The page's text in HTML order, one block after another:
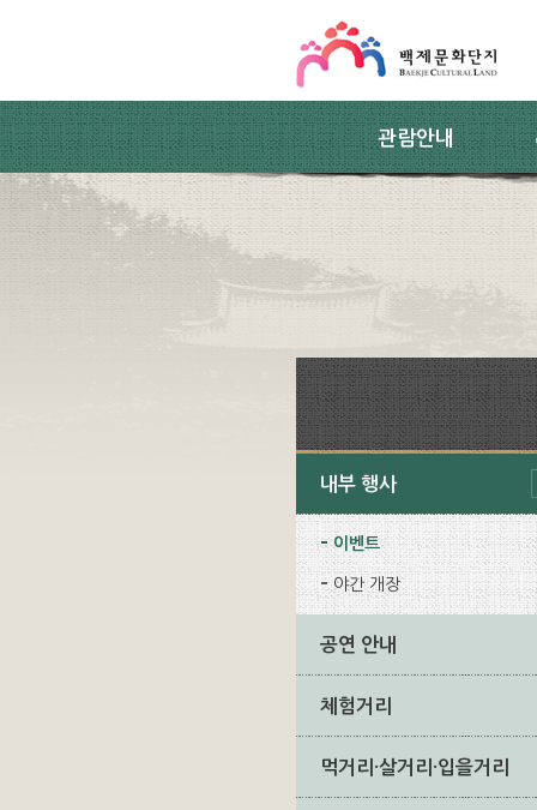
관람안내
내부 행사
이벤트
야간 개장
공연 안내
체험거리
먹거리·살거리·입을거리